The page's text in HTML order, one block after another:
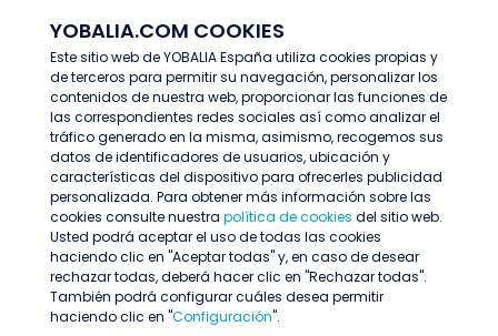
YOBALIA.COM COOKIES
Este sitio web de YOBALIA España utiliza cookies propias y
de terceros para permitir su navegación, personalizar los
contenidos de nuestra web, proporcionar las funciones de
las correspondientes redes sociales así como analizar el
tráfico generado en la misma, asimismo, recogemos sus
datos de identificadores de usuarios, ubicación y
características del dispositivo para ofrecerles publicidad
personalizada. Para obtener más información sobre las
cookies consulte nuestra política de cookies del sitio web.
Usted podrá aceptar el uso de todas las cookies
haciendo clic en "Aceptar todas" y, en caso de desear
rechazar todas, deberá hacer clic en "Rechazar todas".
También podrá configurar cuáles desea permitir
haciendo clic en "Configuración".
Últimas ofertas
Todas las provincias